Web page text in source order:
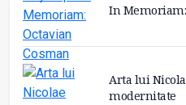
In
Arta lui
modernitate